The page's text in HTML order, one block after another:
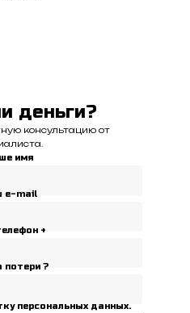
деньги?
консультацию от
имя
e-mail
+
потери ?
персональных данных.